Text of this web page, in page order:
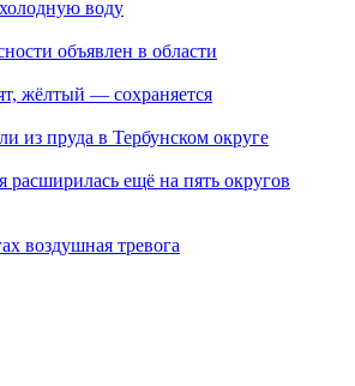
воду
объявлен в области
жёлтый — сохраняется
из пруда в Тербунском округе
расширилась ещё на пять округов
воздушная тревога